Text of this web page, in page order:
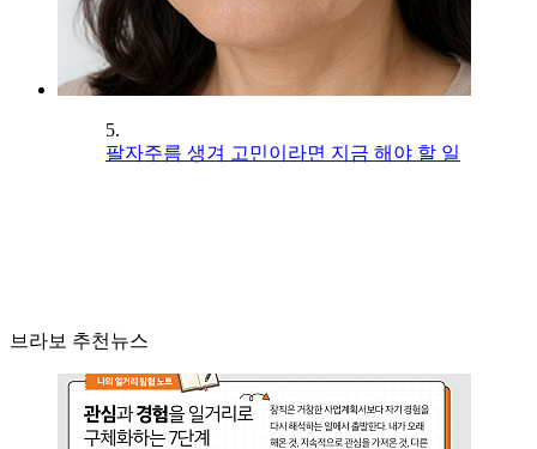
5.
팔자주름 생겨 고민이라면 지금 해야 할 일
브라보 추천뉴스